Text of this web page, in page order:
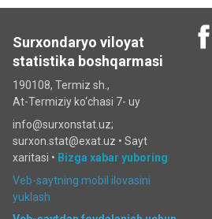
Surxondaryo viloyat
statistika boshqarmasi
190108, Termiz sh.,
At-Termiziy ko‘chasi 7- uy
info@surxonstat.uz;
surxon.stat@exat.uz • Sayt
xaritasi • Bizga xabar yuboring
Veb-saytning mobil ilovasini
yuklash